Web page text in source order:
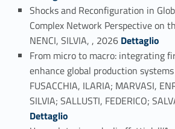
Shocks and Reconfiguration in
Complex Network Perspective on
NENCI, SILVIA, , 2026 Link identifier #identifier_person_191945-2Dettaglio
From micro to macro: integrating
enhance global production
FUSACCHIA, ILARIA; MARVASI,
SILVIA; SALLUSTI, FEDERICO;
Dettaglio